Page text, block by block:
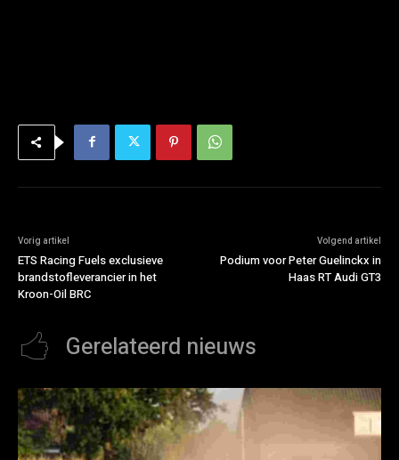
Vorig artikel
ETS Racing Fuels exclusieve
brandstofleverancier in het
Kroon-Oil BRC
Volgend artikel
Podium voor Peter Guelinckx in
Haas RT Audi GT3
Gerelateerd nieuws